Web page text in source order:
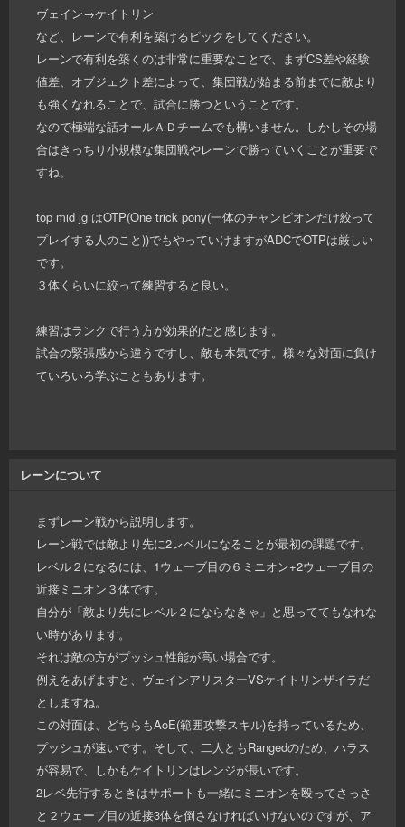
ヴェイン→ケイトリン
など、レーンで有利を築けるピックをしてください。
レーンで有利を築くのは非常に重要なことで、まずCS差や経験
値差、オブジェクト差によって、集団戦が始まる前までに敵より
も強くなれることで、試合に勝つということです。
なので極端な話オールＡＤチームでも構いません。しかしその場
合はきっちり小規模な集団戦やレーンで勝っていくことが重要で
すね。
top mid jg はOTP(One trick pony(一体のチャンピオンだけ絞って
プレイする人のこと))でもやっていけますがADCでOTPは厳しい
です。
３体くらいに絞って練習すると良い。
練習はランクで行う方が効果的だと感じます。
試合の緊張感から違うですし、敵も本気です。様々な対面に負け
ていろいろ学ぶこともあります。
レーンについて
まずレーン戦から説明します。
レーン戦では敵より先に2レベルになることが最初の課題です。
レベル２になるには、1ウェーブ目の６ミニオン+2ウェーブ目の
近接ミニオン３体です。
自分が「敵より先にレベル２にならなきゃ」と思っててもなれな
い時があります。
それは敵の方がプッシュ性能が高い場合です。
例えをあげますと、ヴェインアリスターVSケイトリンザイラだ
としますね。
この対面は、どちらもAoE(範囲攻撃スキル)を持っているため、
プッシュが速いです。そして、二人ともRangedのため、ハラス
が容易で、しかもケイトリンはレンジが長いです。
2レベ先行するときはサポートも一緒にミニオンを殴ってさっさ
と２ウェーブ目の近接3体を倒さなければいけないのですが、ア